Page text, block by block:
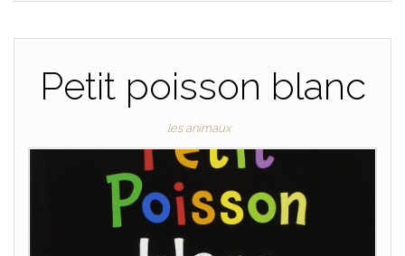
Petit poisson blanc
les animaux